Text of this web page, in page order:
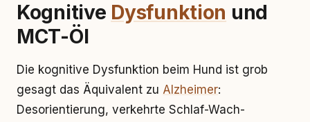
Kognitive Dysfunktion und
MCT-Öl
Die kognitive Dysfunktion beim Hund ist grob
gesagt das Äquivalent zu Alzheimer:
Desorientierung, verkehrte Schlaf-Wach-